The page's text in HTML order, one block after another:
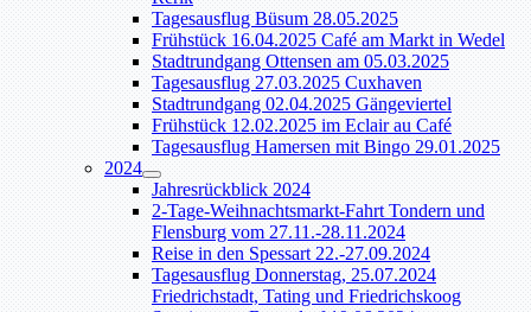
Tagesausflug Büsum 28.05.2025
Frühstück 16.04.2025 Café am Markt in Wedel
Stadtrundgang Ottensen am 05.03.2025
Tagesausflug 27.03.2025 Cuxhaven
Stadtrundgang 02.04.2025 Gängeviertel
Frühstück 12.02.2025 im Eclair au Café
Tagesausflug Hamersen mit Bingo 29.01.2025
2024
Jahresrückblick 2024
2-Tage-Weihnachtsmarkt-Fahrt Tondern und
Flensburg vom 27.11.-28.11.2024
Reise in den Spessart 22.-27.09.2024
Tagesausflug Donnerstag, 25.07.2024
Friedrichstadt, Tating und Friedrichskoog